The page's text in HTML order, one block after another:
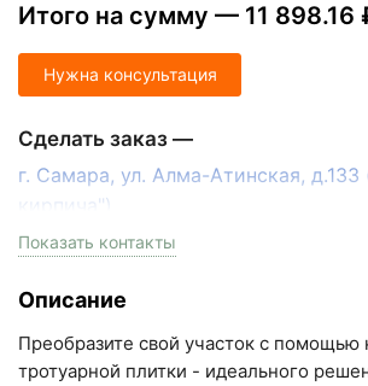
Итого на сумму — 11 898.16
Нужна консультация
Сделать заказ —
г. Самара, ул. Алма-Атинская,
кирпича")
пн-пт с 9:00 до 18:00, сб с 10:00 до 16:00
+7 (993) 993-77-33
Написать в МАКС
Показать контакты
Описание
Преобразите свой участок с помощью
тротуарной плитки - идеального